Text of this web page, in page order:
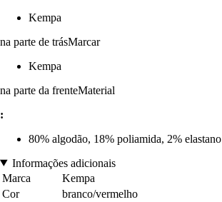
Kempa
na parte de trásMarcar
Kempa
na parte da frenteMaterial
:
80% algodão, 18% poliamida, 2% elastano
Informações adicionais
Marca
Kempa
Cor
branco/vermelho